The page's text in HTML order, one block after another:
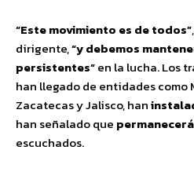
“Este movimiento es de todos”
dirigente,“y debemos
persistentes”en la lucha. Los
han llegado de entidades como
Zacatecas y Jalisco, han
han señalado que
escuchados.